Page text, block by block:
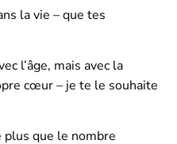
la vie – que tes
l’âge, mais avec la
cœur – je te le souhaite
plus que le nombre